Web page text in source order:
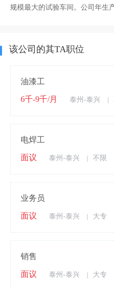
规模最大的试验车间。公司年生
该公司的其TA职位
油漆工
6千-9千/月 泰州-泰兴
电焊工
面议 泰州-泰兴 不限
业务员
面议 泰州-泰兴 大专
销售
面议 泰州-泰兴 大专